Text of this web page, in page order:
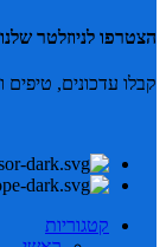
הצטרפו לניוזלטר שלנו
קבלו עדכונים, טיפים
קטגוריות